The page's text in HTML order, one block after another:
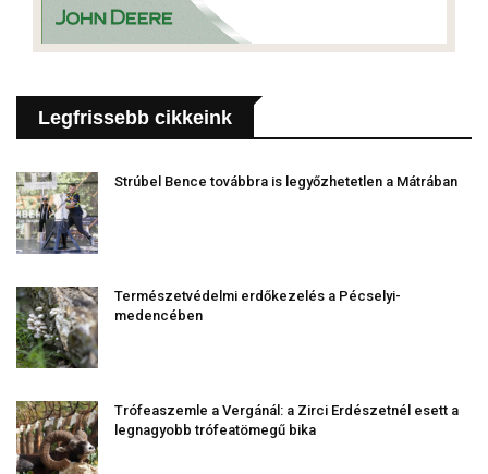
Legfrissebb cikkeink
Strúbel Bence továbbra is legyőzhetetlen a Mátrában
Természetvédelmi erdőkezelés a Pécselyi-
medencében
Trófeaszemle a Vergánál: a Zirci Erdészetnél esett a
legnagyobb trófeatömegű bika